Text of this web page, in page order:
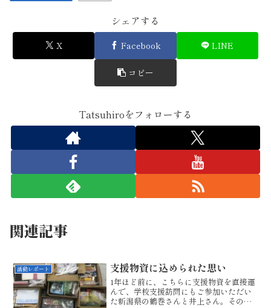
シェアする
X Facebook LINE
コピー
Tatsuhiroをフォローする
関連記事
活動レポート 支援物資に込められた思い
1年ほど前に、こちらに支援物資を直接運
んで、学校支援訪問にもご参加いただい
た新潟県の鶴巻さんと井上さん。その時